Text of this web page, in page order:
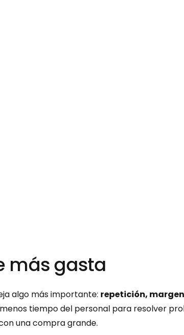
más gasta
algo más importante: repetición,
tiempo del personal para resolver
una compra grande.